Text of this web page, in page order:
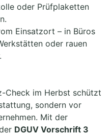
oder Prüfplaketten
Einsatzort – in Büros
oder rauen
Check im Herbst schützt
sondern vor
Mit der
DGUV Vorschrift 3